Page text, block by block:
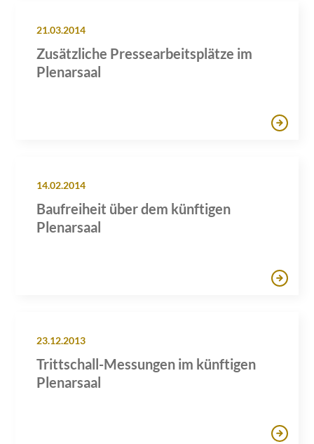
21.03.2014
Zusätzliche Pressearbeitsplätze im
Plenarsaal
14.02.2014
Baufreiheit über dem künftigen
Plenarsaal
23.12.2013
Trittschall-Messungen im künftigen
Plenarsaal